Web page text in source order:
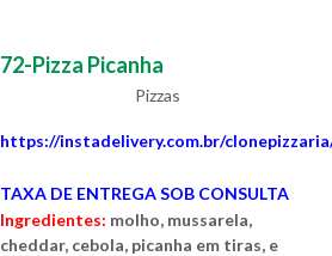
72-Pizza Picanha
Pizzas
https://instadelivery.com.br/
TAXA DE ENTREGA SOB CONSULTA
Ingredientes: molho, mussarela,
cheddar, cebola, picanha em tiras, e